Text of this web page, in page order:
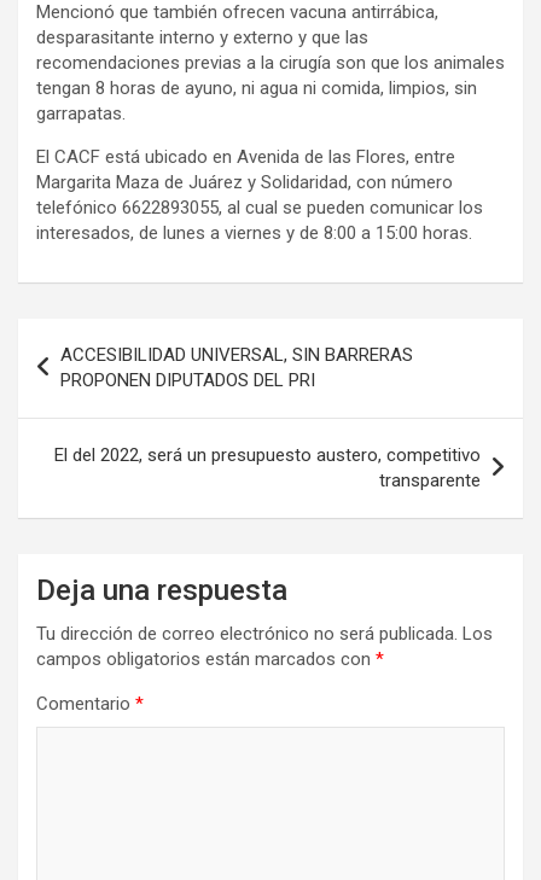
Mencionó que también ofrecen vacuna antirrábica,
desparasitante interno y externo y que las
recomendaciones previas a la cirugía son que los animales
tengan 8 horas de ayuno, ni agua ni comida, limpios, sin
garrapatas.
El CACF está ubicado en Avenida de las Flores, entre
Margarita Maza de Juárez y Solidaridad, con número
telefónico 6622893055, al cual se pueden comunicar los
interesados, de lunes a viernes y de 8:00 a 15:00 horas.
de
entradas
ACCESIBILIDAD UNIVERSAL, SIN BARRERAS
PROPONEN DIPUTADOS DEL PRI
El del 2022, será un presupuesto austero, competitivo
transparente
Deja una respuesta
Tu dirección de correo electrónico no será publicada. Los
campos obligatorios están marcados con *
Comentario *